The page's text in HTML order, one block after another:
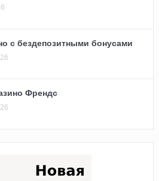
с бездепозитными бонусами
Френдс